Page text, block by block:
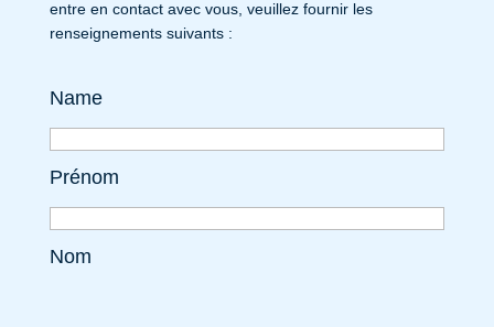
entre en contact avec vous, veuillez fournir les
renseignements suivants :
Name
Prénom
Nom